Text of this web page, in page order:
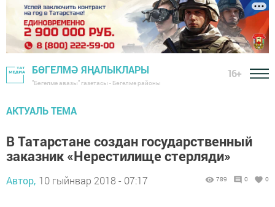
БӨГЕЛМӘ ЯҢАЛЫКЛАРЫ
"Бөгелмә авазы" газетасы - Бөгелмә районы
16+
АКТУАЛЬ ТЕМА
В Татарстане создан государственный
заказник «Нерестилище стерляди»
Автор, 10 гыйнвар 2018 - 07:17 789 0 0